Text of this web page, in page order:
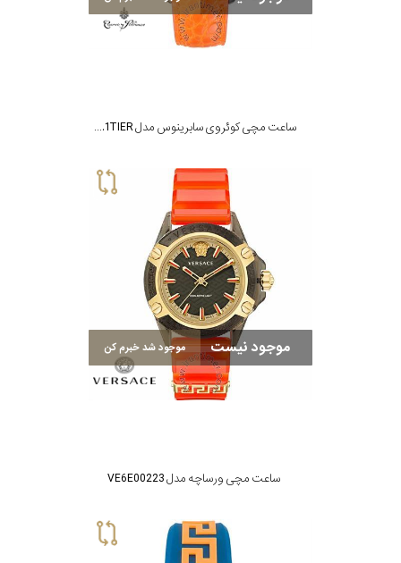
ساعت مچی کوئروی سابرینوس مدل 3191.1TIER
موجود نیست موجود شد خبرم کن
ساعت مچی ورساچه مدل VE6E00223